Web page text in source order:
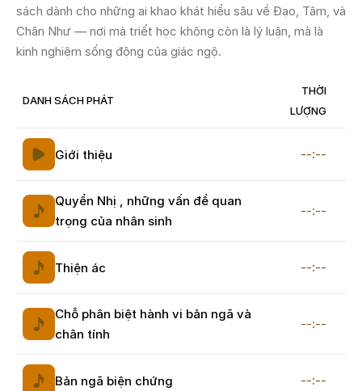
sách dành cho những ai khao khát hiểu sâu về Đạo, Tâm, và
Chân Như — nơi mà triết học không còn là lý luận, mà là
kinh nghiệm sống động của giác ngộ.
DANH SÁCH PHÁT
THỜI
LƯỢNG
Giới thiệu --:--
Quyển Nhị , những vấn đề quan
trọng của nhân sinh
--:--
Thiện ác --:--
Chỗ phân biệt hành vi bản ngã và
chân tính
--:--
Bản ngã biện chứng --:--